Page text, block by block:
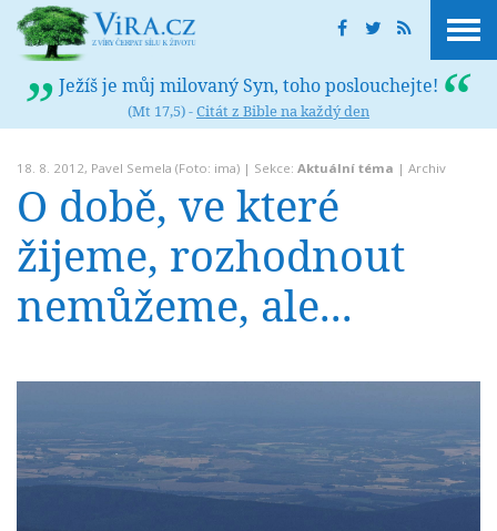
Ježíš je můj milovaný Syn, toho poslouchejte!
(Mt 17,5) -Citát z Bible na každý den
18. 8. 2012, Pavel Semela (Foto: ima) | Sekce: Aktuální téma | Archiv
O době, ve které
žijeme, rozhodnout
nemůžeme, ale...